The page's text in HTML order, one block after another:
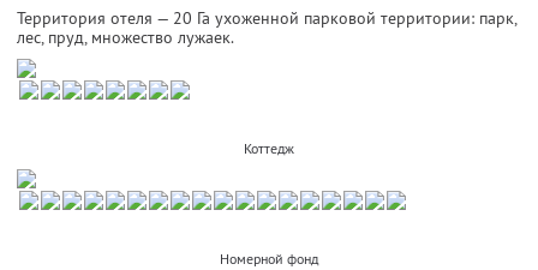
Территория отеля — 20 Га ухоженной парковой территории: парк,
лес, пруд, множество лужаек.
Коттедж
Номерной фонд